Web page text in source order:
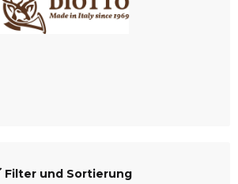
Filter und Sortierung